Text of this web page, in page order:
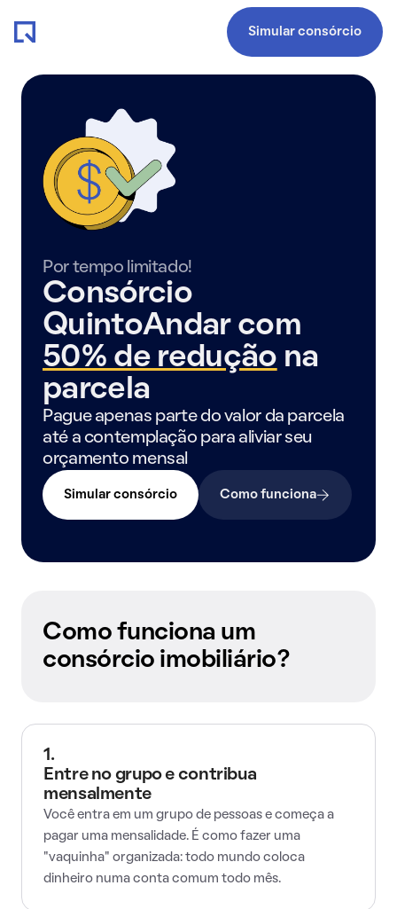
Simular consórcio
Por tempo limitado!
Consórcio
QuintoAndar com
50% de redução na
parcela
Pague apenas parte do valor da parcela
até a contemplação para aliviar seu
orçamento mensal
Simular consórcio Como funciona
Como funciona um
consórcio imobiliário?
1.
Entre no grupo e contribua
mensalmente
Você entra em um grupo de pessoas e começa a
pagar uma mensalidade. É como fazer uma
"vaquinha" organizada: todo mundo coloca
dinheiro numa conta comum todo mês.